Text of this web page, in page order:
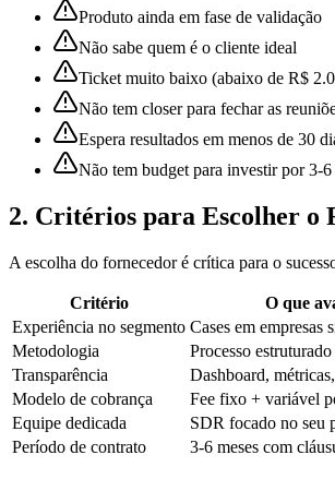
Produto ainda em fase de validação
Não sabe quem é o cliente ideal
Ticket muito baixo (abaixo de R$
Não tem closer para fechar as
Espera resultados em menos de 30
Não tem budget para investir por 3-6
2. Critérios para Escolher o
A escolha do fornecedor é crítica para o
Critério O que
Experiência no segmento Cases em empresas
Metodologia
Processo
Transparência
Dashboard,
Modelo de cobrança
Fee fixo + variável
Equipe dedicada
SDR focado no seu
Período de contrato
3-6 meses com